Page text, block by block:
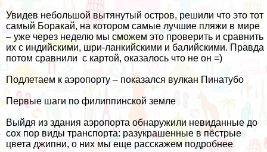
Увидев небольшой вытянутый остров, решили что это тот
самый Боракай, на котором самые лучшие пляжи в мире
– уже через неделю мы сможем это проверить и сравнить
их с индийскими, шри-ланкийскими и балийскими. Правда
потом сравнили с картой, оказалось что не он =)
Подлетаем к аэропорту – показался вулкан Пинатубо
Первые шаги по филиппинской земле
Выйдя из здания аэропорта обнаружили невиданные до
сох пор виды транспорта: разукрашенные в пёстрые
цвета джипни, о них мы еще расскажем подробнее